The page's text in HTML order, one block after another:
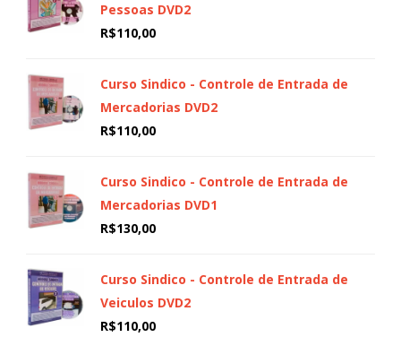
Pessoas DVD2
R$110,00
Curso Sindico - Controle de Entrada de
Mercadorias DVD2
R$110,00
Curso Sindico - Controle de Entrada de
Mercadorias DVD1
R$130,00
Curso Sindico - Controle de Entrada de
Veiculos DVD2
R$110,00